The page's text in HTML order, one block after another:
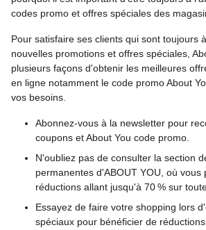
codes promo et offres spéciales des
Pour satisfaire ses clients qui sont toujours
nouvelles promotions et offres spéciales,
plusieurs façons d'obtenir les meilleures
en ligne notamment le code promo About
vos besoins.
Abonnez-vous à la newsletter pour
coupons et About You code promo.
N'oubliez pas de consulter la section
permanentes d'ABOUT YOU, où vous
réductions allant jusqu'à 70 % sur
Essayez de faire votre shopping lors
spéciaux pour bénéficier de